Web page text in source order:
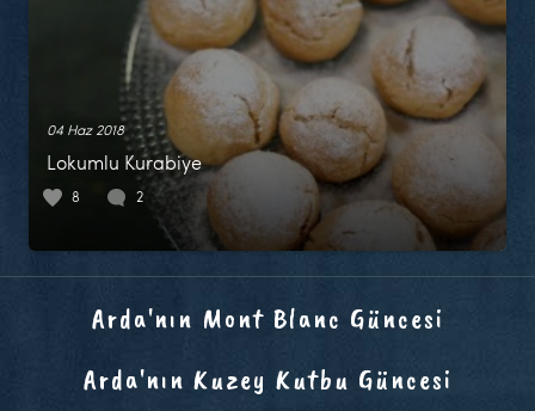
04 Haz 2018
Lokumlu Kurabiye
8 2
Arda'nın Mont Blanc Güncesi
Arda'nın Kuzey Kutbu Güncesi